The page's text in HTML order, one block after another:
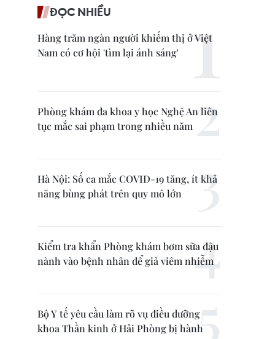
ĐỌC NHIỀU
Hàng trăm ngàn người khiếm thị ở Việt
Nam có cơ hội 'tìm lại ánh sáng'
Phòng khám đa khoa y học Nghệ An liên
tục mắc sai phạm trong nhiều năm
Hà Nội: Số ca mắc COVID-19 tăng, ít khả
năng bùng phát trên quy mô lớn
Kiểm tra khẩn Phòng khám bơm sữa đậu
nành vào bệnh nhân để giả viêm nhiễm
Bộ Y tế yêu cầu làm rõ vụ điều dưỡng
khoa Thần kinh ở Hải Phòng bị hành